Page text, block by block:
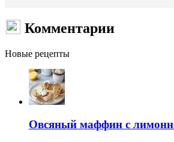
Комментарии
Новые рецепты
Овсяный маффин с